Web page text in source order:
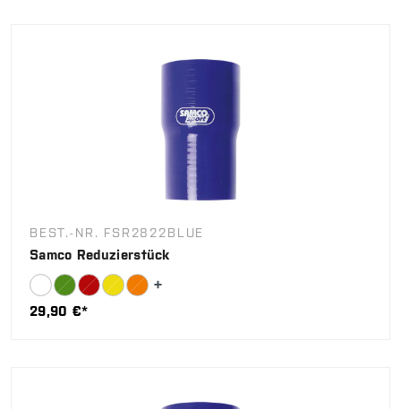
BEST.-NR. FSR2822BLUE
Samco Reduzierstück
29,90 €*